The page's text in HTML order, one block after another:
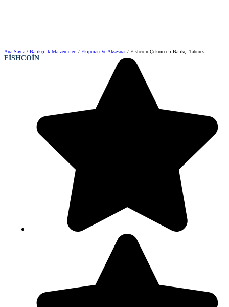
Ana Sayfa / Balıkçılık Malzemeleri / Ekipman Ve Aksesuar/ Fishcoin Çekmeceli Balıkçı Taburesi
FISHCOIN